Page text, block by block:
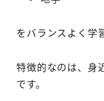
をバランスよく学
特徴的なのは、身
です。